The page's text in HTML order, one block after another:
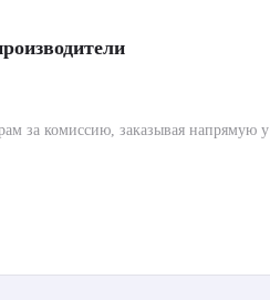
за комиссию, заказывая напрямую у